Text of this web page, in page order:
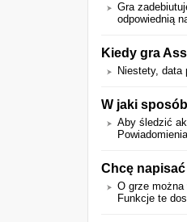
Gra
odpowiednią
Kiedy gra
Niestety, data
W jaki
Aby śledzić
Chcę
O grze
Funkcje te